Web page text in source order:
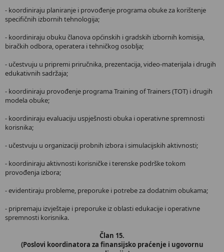
- koordiniraju planiranje i provođenje programa obuke za korištenje
specifičnih izbornih tehnologija;
- koordiniraju obuku članova općinskih i gradskih izbornih komisija,
biračkih odbora, operatera i tehničkog osoblja;
- učestvuju u pripremi priručnika, prezentacija, video-materijala i drugih
edukativnih sadržaja;
- koordiniraju provođenje programa Training of Trainers (TOT) i drugih
modela obuke;
- koordiniraju evaluaciju uspješnosti obuka i operativne spremnosti
korisnika;
- učestvuju u organizaciji probnih izbora i simulacijskih aktivnosti;
- koordiniraju aktivnosti korisničke i terenske podrške tokom
provođenja izbora;
- evidentiraju probleme, preporuke i potrebe za dodatnim obukama;
- pripremaju izvještaje i preporuke iz oblasti edukacije i operativne
spremnosti korisnika.
Član 15.
(Poslovi koordinatora za finansijsko praćenje i ugovornu